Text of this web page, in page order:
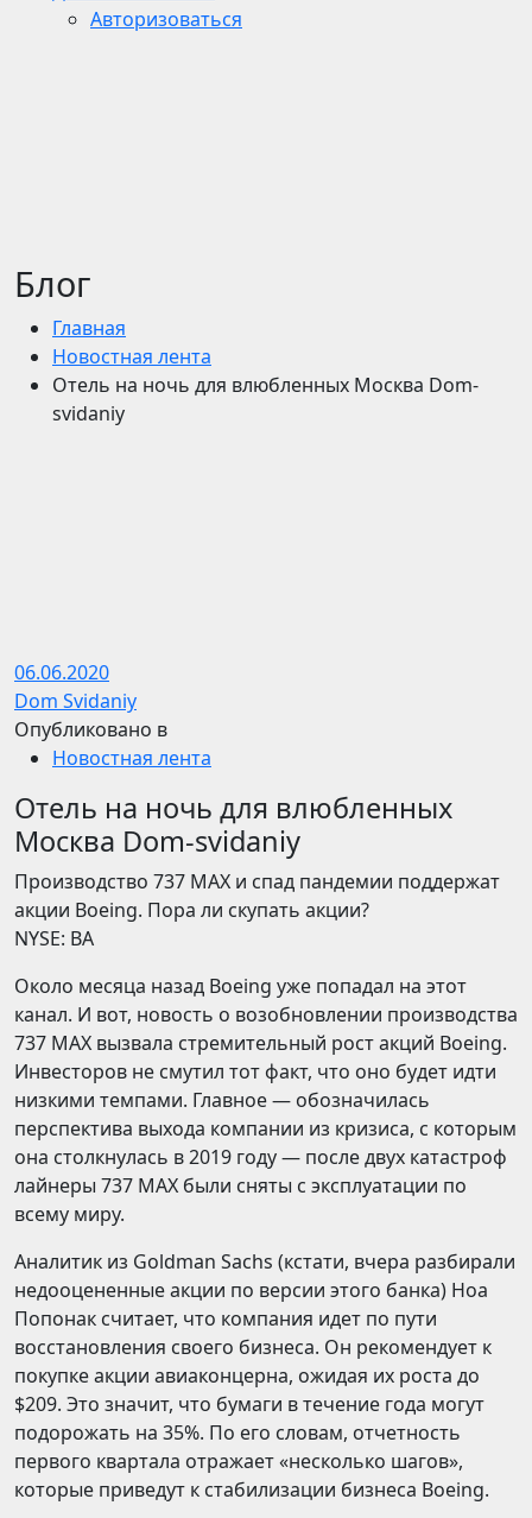
Авторизоваться
Блог
Главная
Новостная лента
Отель на ночь для влюбленных Москва Dom-
svidaniy
06.06.2020
Dom Svidaniy
Опубликовано в
Новостная лента
Отель на ночь для влюбленных
Москва Dom-svidaniy
​​Производство 737 MAX и спад пандемии поддержат
акции Boeing. Пора ли скупать акции?
NYSE: BA
Около месяца назад Boeing уже попадал на этот
канал. И вот, новость о возобновлении производства
737 MAX вызвала стремительный рост акций Boeing.
Инвесторов не смутил тот факт, что оно будет идти
низкими темпами. Главное — обозначилась
перспектива выхода компании из кризиса, с которым
она столкнулась в 2019 году — после двух катастроф
лайнеры 737 MAX были сняты с эксплуатации по
всему миру.
Аналитик из Goldman Sachs (кстати, вчера разбирали
недооцененные акции по версии этого банка) Ноа
Попонак считает, что компания идет по пути
восстановления своего бизнеса. Он рекомендует к
покупке акции авиаконцерна, ожидая их роста до
$209. Это значит, что бумаги в течение года могут
подорожать на 35%. По его словам, отчетность
первого квартала отражает «несколько шагов»,
которые приведут к стабилизации бизнеса Boeing.